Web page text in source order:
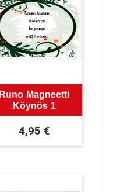
Runo Magneetti
Köynös 1
4,95€